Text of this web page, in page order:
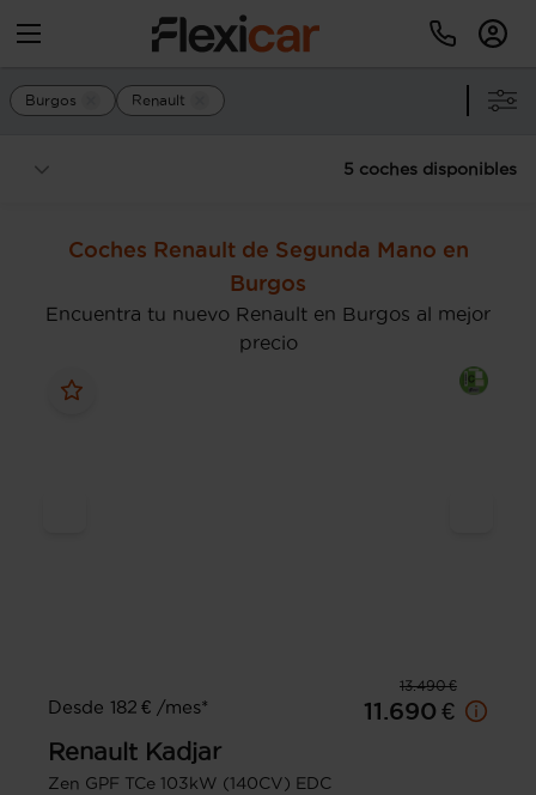
Burgos Renault
5 coches disponibles
Coches Renault de Segunda Mano en
Burgos
Encuentra tu nuevo Renault en Burgos al mejor
precio
13.490 €
Desde 182 € /mes*
11.690 €
Renault Kadjar
Zen GPF TCe 103kW (140CV) EDC